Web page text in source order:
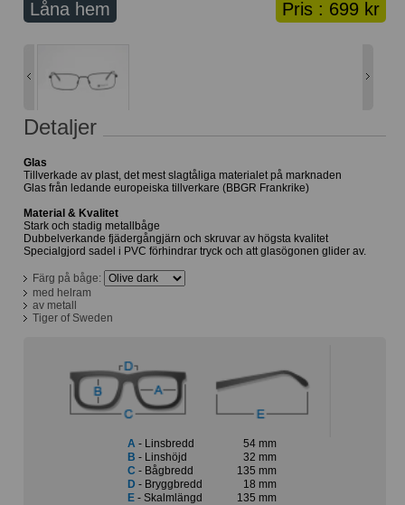
Lånekorg: 0 bågar
Pris : 699 kr
Låna hem
Detaljer
Glas
Tillverkade av plast, det mest slagtåliga materialet på marknaden
Glas från ledande europeiska tillverkare (BBGR Frankrike)
Material & Kvalitet
Stark och stadig metallbåge
Dubbelverkande fjädergångjärn och skruvar av högsta kvalitet
Specialgjord sadel i PVC förhindrar tryck och att glasögonen glider av.
Färg på båge:
med helram
av metall
Tiger of Sweden
A - Linsbredd
54 mm
B - Linshöjd
32 mm
C - Bågbredd
135 mm
D - Bryggbredd
18 mm
E- Skalmlängd 135 mm